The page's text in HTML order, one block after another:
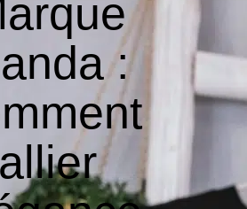
:
allier